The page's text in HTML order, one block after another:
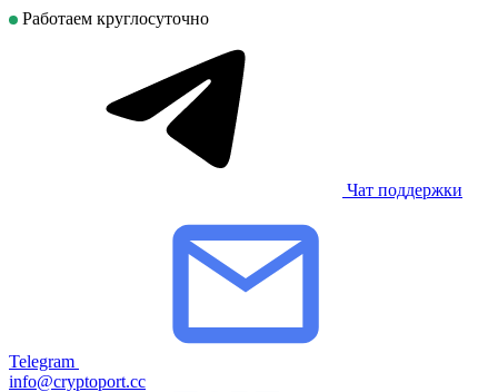
Работаем круглосуточно
Чат поддержки
Telegram
info@cryptoport.cc